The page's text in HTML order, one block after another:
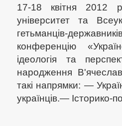
17-18 квітня 2012 р.
університет та
гетьманців-
конференцію
ідеологія та
народження
такі напрямки: —
українців.— Історико-